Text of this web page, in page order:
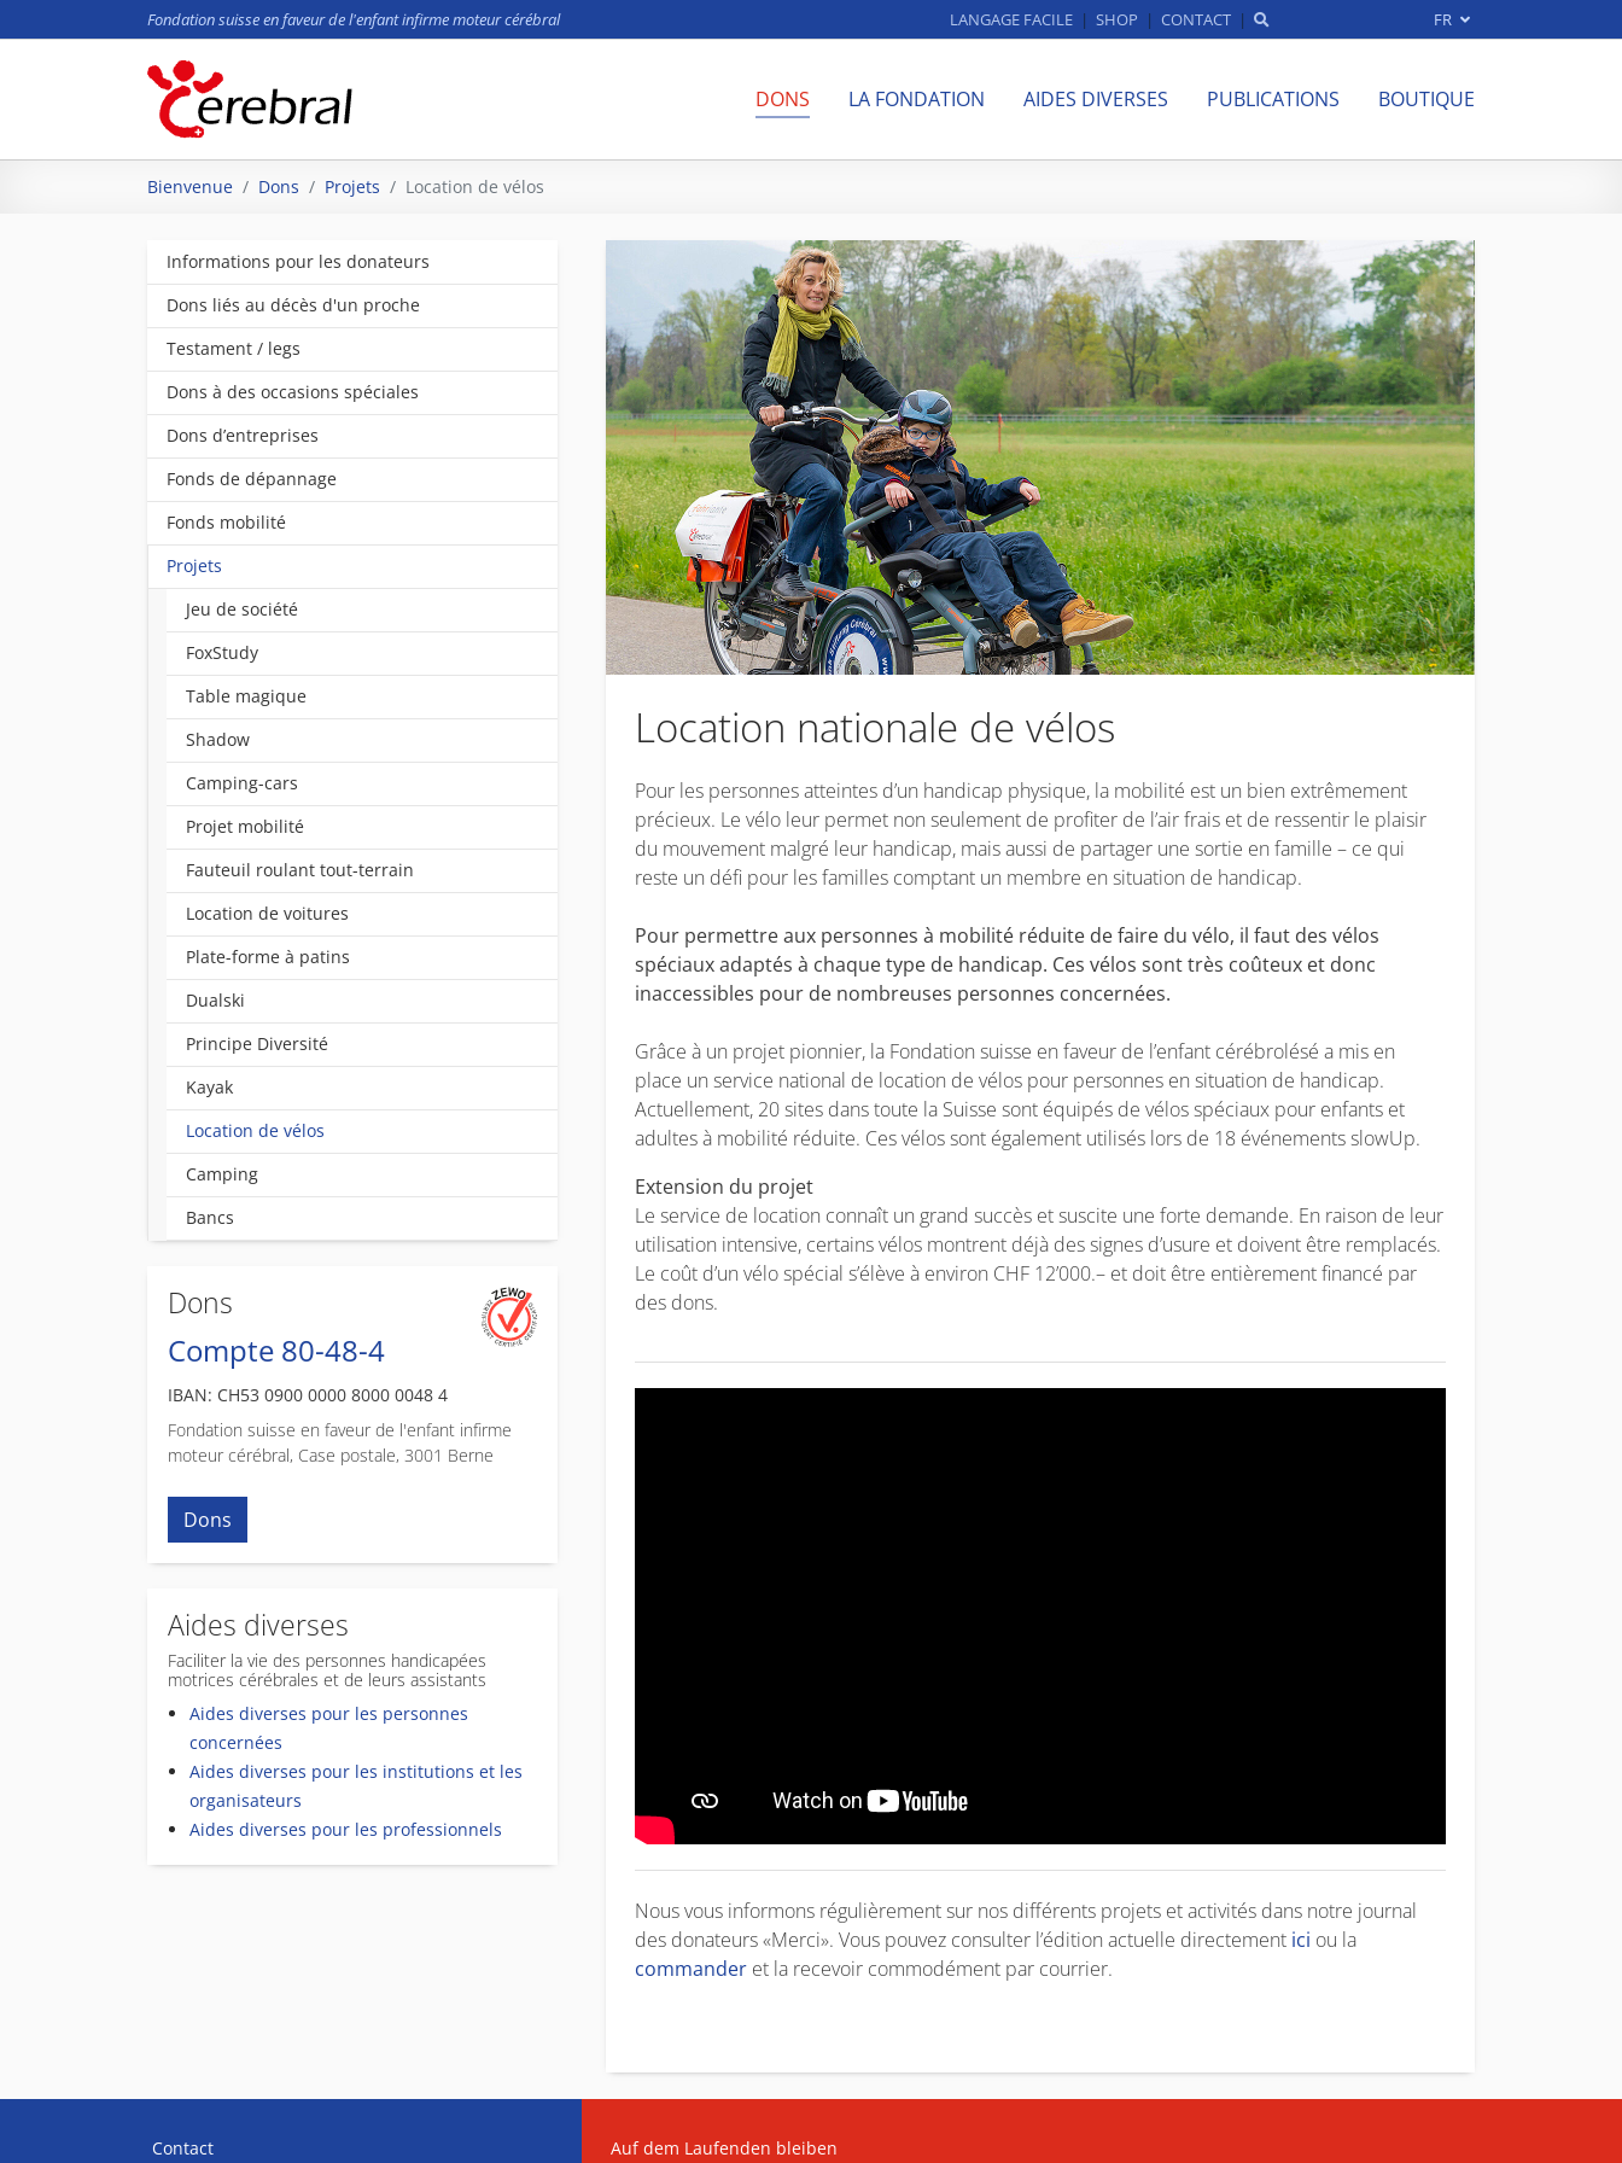
Fondation suisse en faveur de l'enfant infirme moteur cérébral LANGAGE FACILE SHOP CONTACT FR
DONS LA FONDATION AIDES DIVERSES PUBLICATIONS BOUTIQUE
Bienvenue Dons Projets Location de vélos
Informations pour les donateurs
Dons liés au décès d'un proche
Testament / legs
Dons à des occasions spéciales
Dons d’entreprises
Fonds de dépannage
Fonds mobilité
Projets
Jeu de société
FoxStudy
Table magique
Shadow
Camping-cars
Projet mobilité
Fauteuil roulant tout-terrain
Location de voitures
Plate-forme à patins
Dualski
Principe Diversité
Kayak
Location de vélos
Camping
Bancs
Dons
Compte 80-48-4
IBAN: CH53 0900 0000 8000 0048 4
Fondation suisse en faveur de l'enfant infirme
moteur cérébral, Case postale, 3001 Berne
Dons
Aides diverses
Faciliter la vie des personnes handicapées
motrices cérébrales et de leurs assistants
Aides diverses pour les personnes
concernées
Aides diverses pour les institutions et les
organisateurs
Aides diverses pour les professionnels
Location nationale de vélos
Pour les personnes atteintes d’un handicap physique, la mobilité est un bien extrêmement
précieux. Le vélo leur permet non seulement de profiter de l’air frais et de ressentir le plaisir
du mouvement malgré leur handicap, mais aussi de partager une sortie en famille – ce qui
reste un défi pour les familles comptant un membre en situation de handicap.
Pour permettre aux personnes à mobilité réduite de faire du vélo, il faut des vélos
spéciaux adaptés à chaque type de handicap. Ces vélos sont très coûteux et donc
inaccessibles pour de nombreuses personnes concernées.
Grâce à un projet pionnier, la Fondation suisse en faveur de l’enfant cérébrolésé a mis en
place un service national de location de vélos pour personnes en situation de handicap.
Actuellement, 20 sites dans toute la Suisse sont équipés de vélos spéciaux pour enfants et
adultes à mobilité réduite. Ces vélos sont également utilisés lors de 18 événements slowUp.
Extension du projet
Le service de location connaît un grand succès et suscite une forte demande. En raison de leur
utilisation intensive, certains vélos montrent déjà des signes d’usure et doivent être remplacés.
Le coût d’un vélo spécial s’élève à environ CHF 12’000.– et doit être entièrement financé par
des dons.
Nous vous informons régulièrement sur nos différents projets et activités dans notre journal
des donateurs «Merci». Vous pouvez consulter l’édition actuelle directement ici ou la
commander et la recevoir commodément par courrier.
Contact Auf dem Laufenden bleiben